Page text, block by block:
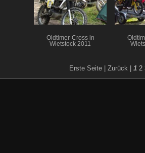
Oldtimer-Cross in
Wietstock 2011
Erste Seite | Zurück | 1 2